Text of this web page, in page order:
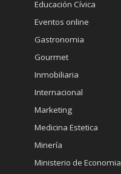
Educación Cívica
Eventos online
Gastronomia
Gourmet
Inmobiliaria
Internacional
Marketing
Medicina Estetica
Minería
Ministerio de Economia